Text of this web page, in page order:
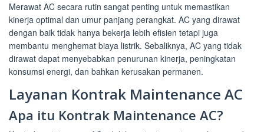
Merawat AC secara rutin sangat penting untuk memastikan
kinerja optimal dan umur panjang perangkat. AC yang dirawat
dengan baik tidak hanya bekerja lebih efisien tetapi juga
membantu menghemat biaya listrik. Sebaliknya, AC yang tidak
dirawat dapat menyebabkan penurunan kinerja, peningkatan
konsumsi energi, dan bahkan kerusakan permanen.
Layanan Kontrak Maintenance AC
Apa itu Kontrak Maintenance AC?